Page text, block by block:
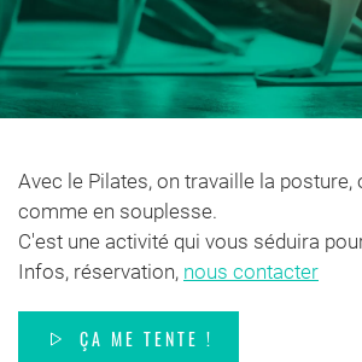
Avec le Pilates, on travaille la posture,
comme en souplesse.
C'est une activité qui vous séduira
Infos, réservation, nous contacter
ÇA ME TENTE !